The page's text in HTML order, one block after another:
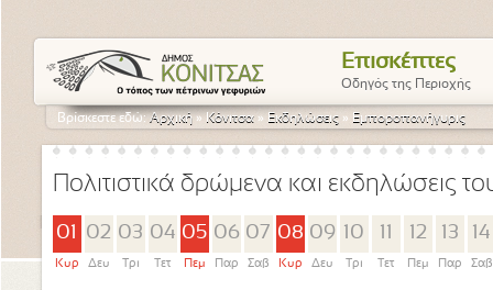
Επισκέπτες
Οδηγός της Περιοχής
Βρίσκεστε εδώ:Αρχική » Κόνιτσα » Εκδηλώσεις » Εμποροπανήγυρις
Πολιτιστικά δρώμενα και εκδηλώσεις
01
Κυρ
02
Δευ
03
Τρι
04
Τετ
05
Πεμ
06
Παρ
07
Σαβ
08
Κυρ
09
Δευ
10
Τρι Τετ
12
Πεμ
13
Παρ
14
Σαβ